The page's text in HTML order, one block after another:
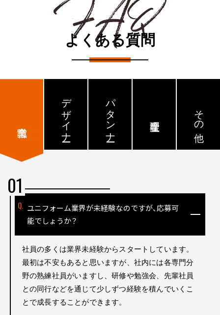
よくある質問
デザイナー パタンナー その他
ユニフォーム業界が未経験なのですが、応募可
能でしょうか？
社員の多くは業界未経験からスタートしています。
最初は不安もあると思いますが、社内には各専門分
野の熟練社員がいますし、研修や勉強会、先輩社員
との同行などを通じて少しずつ経験を積んでいくこ
とで成長することができます。